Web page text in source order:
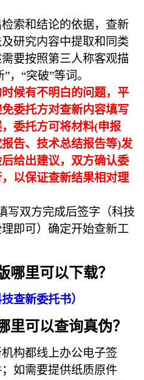
索和结论的依据，查新
研究内容中提取和同类
要按照第三人称客观描
，“突破”等词。
候有不明白的问题，平
委托方对查新内容填写
委托方可将材料(申报
告、技术总结报告等)发
给出建议，双方确认委
以保证查新结果相对理
写双方完成后签字（科技
即可）确定开始查新工
哪里可以下载？
查新委托书）
里可以查询真伪？
构都线上办公电子签
如需要提供纸质原件